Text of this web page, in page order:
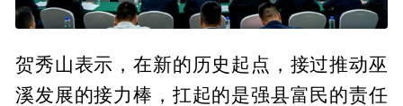
贺秀山表示，在新的历史起点，接过推动巫
溪发展的接力棒，扛起的是强县富民的责任